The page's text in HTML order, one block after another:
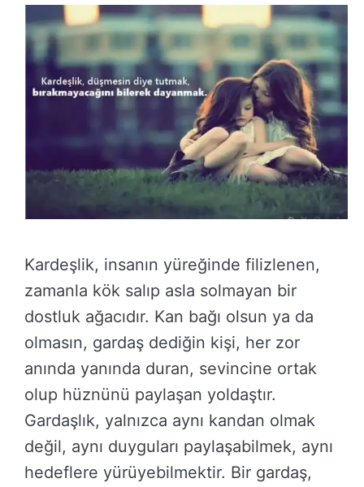
Kardeşlik, insanın yüreğinde filizlenen,
zamanla kök salıp asla solmayan bir
dostluk ağacıdır. Kan bağı olsun ya da
olmasın, gardaş dediğin kişi, her zor
anında yanında duran, sevincine ortak
olup hüznünü paylaşan yoldaştır.
Gardaşlık, yalnızca aynı kandan olmak
değil, aynı duyguları paylaşabilmek, aynı
hedeflere yürüyebilmektir. Bir gardaş,